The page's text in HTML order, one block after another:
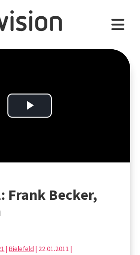
Play
Frank Becker,
| Bielefeld | 22.01.2011 |